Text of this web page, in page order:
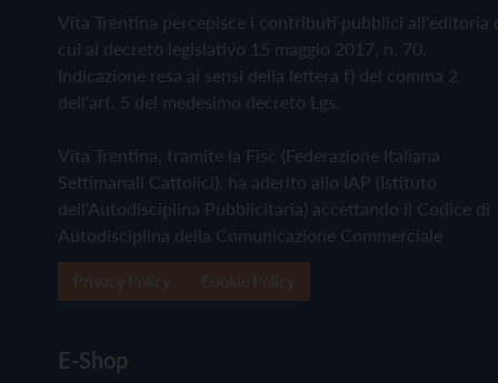
Vita Trentina percepisce i contributi pubblici all'editoria
cui al decreto legislativo 15 maggio 2017, n. 70.
Indicazione resa ai sensi della lettera f) del comma 2
dell'art. 5 del medesimo decreto Lgs.
Vita Trentina, tramite la Fisc (Federazione Italiana
Settimanali Cattolici), ha aderito allo IAP (Istituto
dell'Autodisciplina Pubblicitaria) accettando il Codice di
Autodisciplina della Comunicazione Commerciale
E-Shop